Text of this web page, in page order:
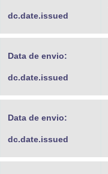
dc.date.issued
Data de envio:
dc.date.issued
Data de envio:
dc.date.issued